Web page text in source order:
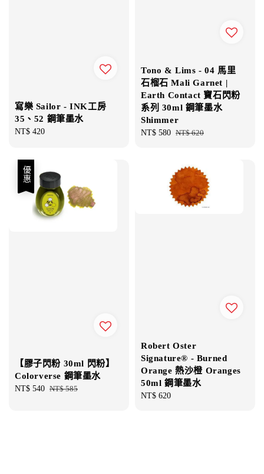
寫樂 Sailor - INK工房
35、52 鋼筆墨水
Regular
NT$ 420
Tono & Lims - 04 馬里
石榴石 Mali Garnet |
Earth Contact 寶石閃粉
系列 30ml 鋼筆墨水
Shimmer
Sale
NT$ 580 Regular
NT$ 620
優惠
【膠子閃粉 30ml 閃粉】
Colorverse 鋼筆墨水
Sale
NT$ 540 Regular
NT$ 585
Robert Oster
Signature® - Burned
Orange 熱沙橙 Oranges
50ml 鋼筆墨水
Regular
NT$ 620